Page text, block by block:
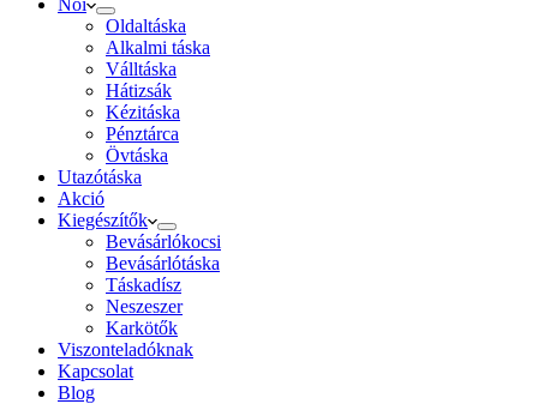
Női
Oldaltáska
Alkalmi táska
Válltáska
Hátizsák
Kézitáska
Pénztárca
Övtáska
Utazótáska
Akció
Kiegészítők
Bevásárlókocsi
Bevásárlótáska
Táskadísz
Neszeszer
Karkötők
Viszonteladóknak
Kapcsolat
Blog